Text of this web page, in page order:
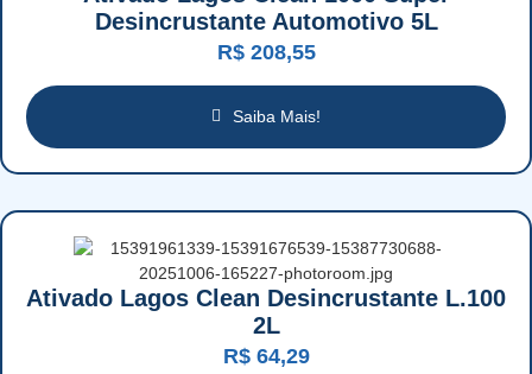
Desincrustante Automotivo 5L
R$208,55
Saiba Mais!
Ativado Lagos Clean Desincrustante L.100
2L
R$64,29